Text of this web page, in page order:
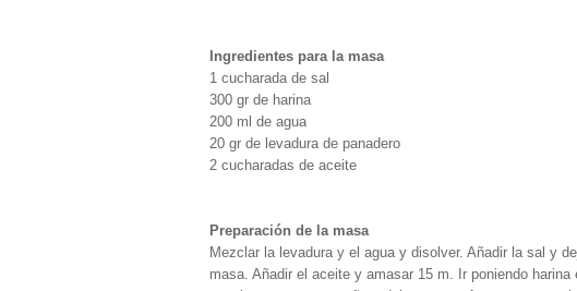
Ingredientes para la masa
1 cucharada de sal
300 gr de harina
200 ml de agua
20 gr de levadura de panadero
2 cucharadas de aceite
Preparación de la masa
Mezclar la levadura y el agua y disolver. Añadir la sal y
masa. Añadir el aceite y amasar 15 m. Ir poniendo